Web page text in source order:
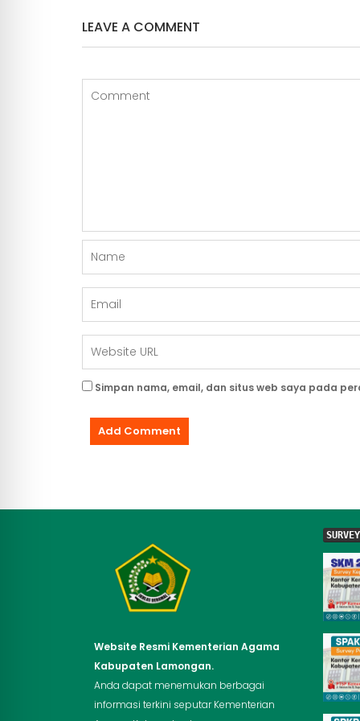
LEAVE A COMMENT
Simpan nama, email, dan situs web saya pada
Website Resmi Kementerian Agama
Kabupaten Lamongan.
Anda dapat menemukan berbagai
informasi terkini seputar Kementerian